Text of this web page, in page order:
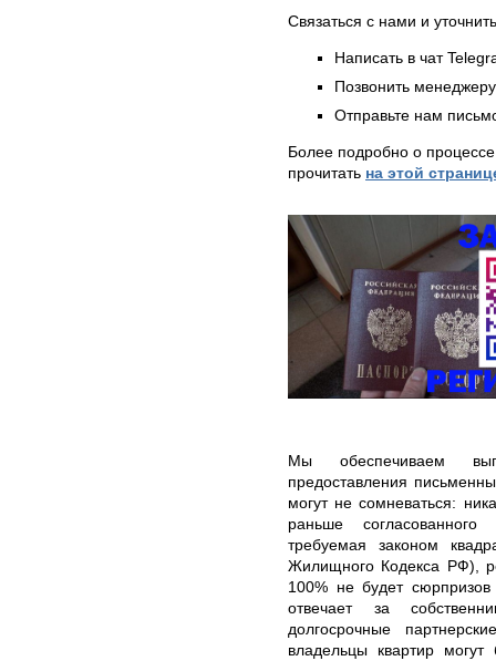
Связаться с нами и
Написать в чат
Позвонить
Отправьте нам
Более подробно о
прочитать на этой
Мы обеспечиваем
предоставления
могут не сомневаться:
раньше
требуемая законом
Жилищного Кодекса РФ),
100% не будет
отвечает за
долгосрочные
владельцы квартир